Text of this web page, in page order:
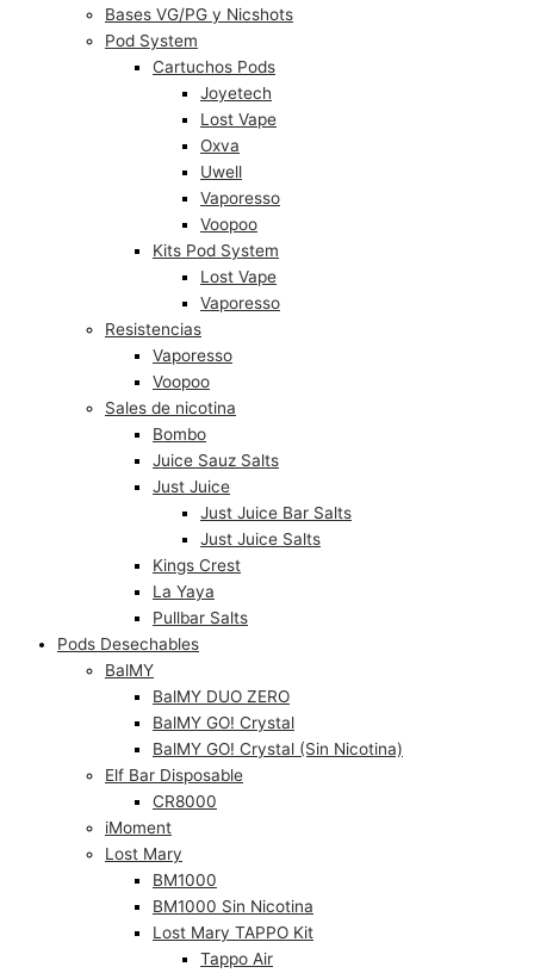
Bases VG/PG y Nicshots
Pod System
Cartuchos Pods
Joyetech
Lost Vape
Oxva
Uwell
Vaporesso
Voopoo
Kits Pod System
Lost Vape
Vaporesso
Resistencias
Vaporesso
Voopoo
Sales de nicotina
Bombo
Juice Sauz Salts
Just Juice
Just Juice Bar Salts
Just Juice Salts
Kings Crest
La Yaya
Pullbar Salts
Pods Desechables
BalMY
BalMY DUO ZERO
BalMY GO! Crystal
BalMY GO! Crystal (Sin Nicotina)
Elf Bar Disposable
CR8000
iMoment
Lost Mary
BM1000
BM1000 Sin Nicotina
Lost Mary TAPPO Kit
Tappo Air